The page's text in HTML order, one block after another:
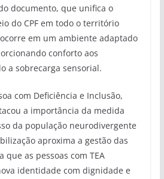
documento, que unifica o
do CPF em todo o território
em um ambiente adaptado
conforto aos
a sobrecarga sensorial.
com Deficiência e Inclusão,
a importância da medida
da população neurodivergente
aproxima a gestão das
as pessoas com TEA
identidade com dignidade e